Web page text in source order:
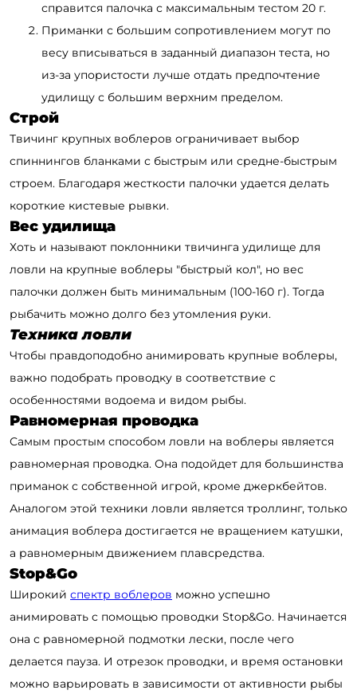
справится палочка с максимальным тестом 20 г.
Приманки с большим сопротивлением могут по
весу вписываться в заданный диапазон теста, но
из-за упористости лучше отдать предпочтение
удилищу с большим верхним пределом.
Строй
Твичинг крупных воблеров ограничивает выбор
спиннингов бланками с быстрым или средне-быстрым
строем. Благодаря жесткости палочки удается делать
короткие кистевые рывки.
Вес удилища
Хоть и называют поклонники твичинга удилище для
ловли на крупные воблеры "быстрый кол", но вес
палочки должен быть минимальным (100-160 г). Тогда
рыбачить можно долго без утомления руки.
Техника ловли
Чтобы правдоподобно анимировать крупные воблеры,
важно подобрать проводку в соответствие с
особенностями водоема и видом рыбы.
Равномерная проводка
Самым простым способом ловли на воблеры является
равномерная проводка. Она подойдет для большинства
приманок с собственной игрой, кроме джеркбейтов.
Аналогом этой техники ловли является троллинг, только
анимация воблера достигается не вращением катушки,
а равномерным движением плавсредства.
Stop&Go
Широкий спектр воблеров можно успешно
анимировать с помощью проводки Stop&Go. Начинается
она с равномерной подмотки лески, после чего
делается пауза. И отрезок проводки, и время остановки
можно варьировать в зависимости от активности рыбы